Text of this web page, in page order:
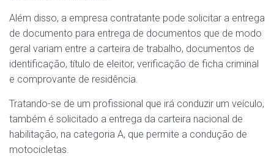
Além disso, a empresa contratante pode solicitar a entrega
de documento para entrega de documentos que de modo
geral variam entre a carteira de trabalho, documentos de
identificação, título de eleitor, verificação de ficha criminal
e comprovante de residência.
Tratando-se de um profissional que irá conduzir um veículo,
também é solicitado a entrega da carteira nacional de
habilitação, na categoria A, que permite a condução de
motocicletas.